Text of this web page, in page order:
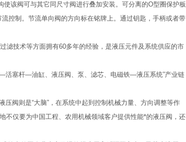
该阀可与其它同尺寸阀进行叠加安装。可分离的O型圈保护板
控制。节流单向阀的方向标在铭牌上。通过钥匙，手柄或者带
滤技术等方面拥有60多年的经验，是液压元件及系统供应的市
活塞杆—油缸、液压阀、泵、滤芯、电磁铁—液压系统”产业链
阀则是“大脑”，在系统中起到控制机械力量、方向调整等作
不仅要为中国工程、农用机械领域客户提供性能*的液压阀，还